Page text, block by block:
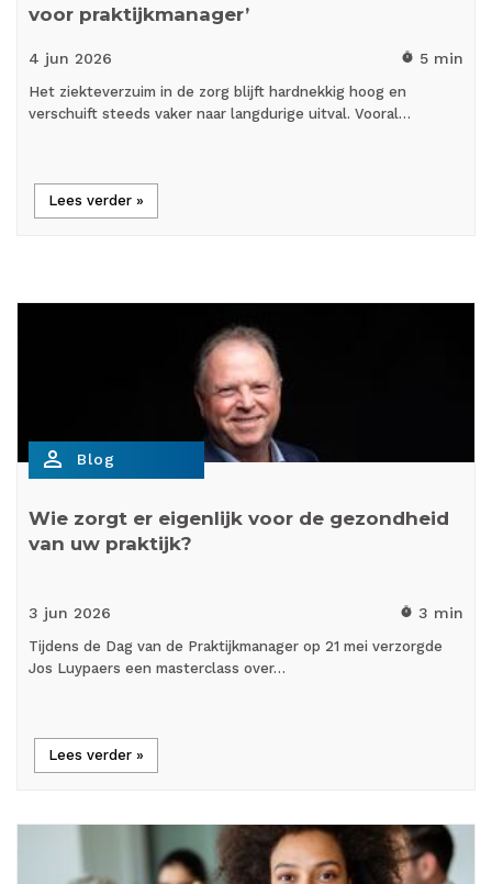
voor praktijkmanager’
4 jun 2026 timer 5 min
Het ziekteverzuim in de zorg blijft hardnekkig hoog en
verschuift steeds vaker naar langdurige uitval. Vooral…
Lees verder »
person_outline Blog
Wie zorgt er eigenlijk voor de gezondheid
van uw praktijk?
3 jun 2026 timer 3 min
Tijdens de Dag van de Praktijkmanager op 21 mei verzorgde
Jos Luypaers een masterclass over…
Lees verder »